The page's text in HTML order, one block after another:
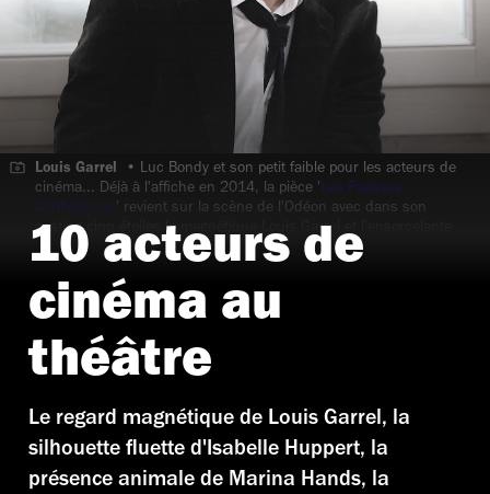
Louis Garrel • Luc Bondy et son petit faible pour les acteurs de
cinéma... Déjà à l'affiche en 2014, la pièce 'Les Fausses
Confidences ' revient sur la scène de l'Odéon avec dans son
casting cinq étoiles le magnétique Louis Garrel et l'ensorcelante
Isabelle Huppert.
10 acteurs de
cinéma au
théâtre
Le regard magnétique de Louis Garrel, la
silhouette fluette d'Isabelle Huppert, la
présence animale de Marina Hands, la